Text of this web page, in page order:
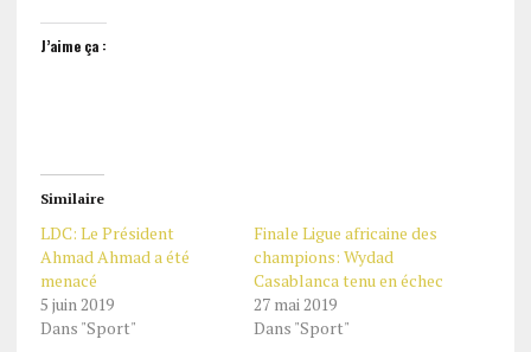
J’aime ça :
Similaire
LDC: Le Président
Ahmad Ahmad a été
menacé
5 juin 2019
Dans "Sport"
Finale Ligue africaine des
champions: Wydad
Casablanca tenu en échec
27 mai 2019
Dans "Sport"